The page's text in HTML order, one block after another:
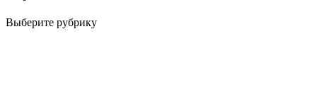
Выберите рубрику